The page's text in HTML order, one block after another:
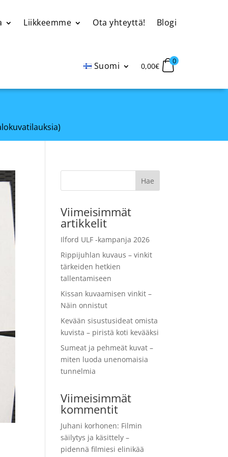
Liikkeemme Ota yhteyttä! Blogi
Suomi 0,00€
0
Viimeisimmät
artikkelit
Ilford ULF -kampanja 2026
Rippijuhlan kuvaus – vinkit
tärkeiden hetkien
tallentamiseen
Kissan kuvaamisen vinkit –
Näin onnistut
Kevään sisustusideat omista
kuvista – piristä koti kevääksi
Sumeat ja pehmeät kuvat –
miten luoda unenomaisia
tunnelmia
Viimeisimmät
kommentit
Juhani korhonen: Filmin
säilytys ja käsittely –
pidennä filmiesi elinikää